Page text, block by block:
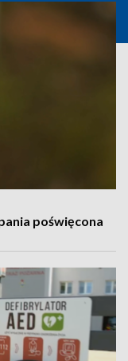
poświęcona